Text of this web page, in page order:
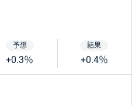
+0.3％ +0.4％